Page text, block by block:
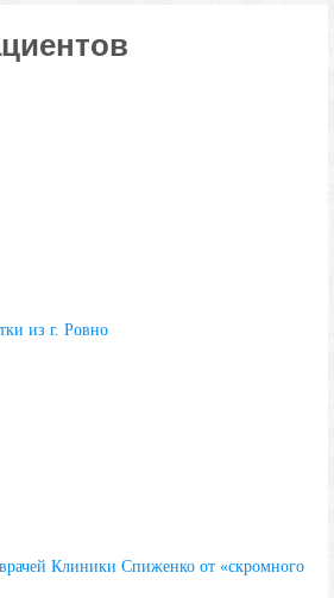
из г. Ровно
Клиники Спиженко от «скромного